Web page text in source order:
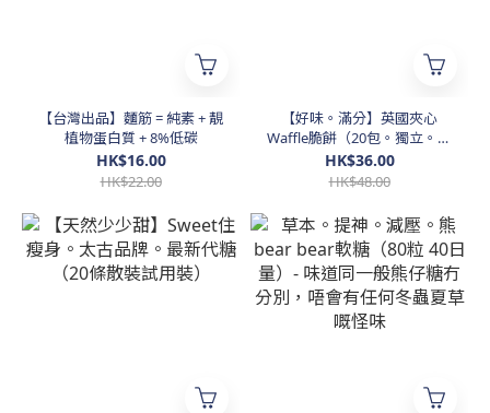
【台灣出品】麵筋 = 純素 + 靚
植物蛋白質 + 8%低碳
HK$16.00
HK$22.00
【好味。滿分】英國夾心
Waffle脆餅（20包。獨立。散
裝）
HK$36.00
HK$48.00